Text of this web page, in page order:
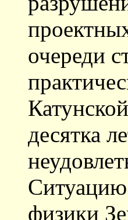
очереди
десятка
физики